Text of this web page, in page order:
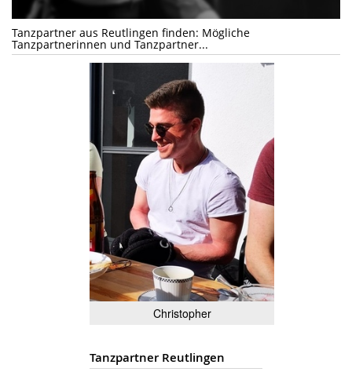
Tanzpartner aus Reutlingen finden: Mögliche
Tanzpartnerinnen und Tanzpartner...
Christopher
Tanzpartner Reutlingen